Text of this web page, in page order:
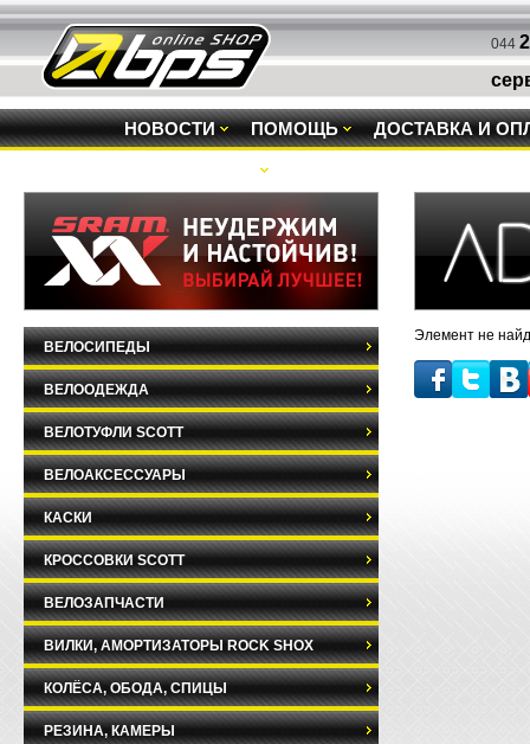
044
НОВОСТИ ПОМОЩЬ ДОСТАВКА И
Элемент не
ВЕЛОСИПЕДЫ
ВЕЛООДЕЖДА
ВЕЛОТУФЛИ SCOTT
ВЕЛОАКСЕССУАРЫ
КАСКИ
КРОССОВКИ SCOTT
ВЕЛОЗАПЧАСТИ
ВИЛКИ, АМОРТИЗАТОРЫ ROCK SHOX
КОЛЁСА, ОБОДА, СПИЦЫ
РЕЗИНА, КАМЕРЫ